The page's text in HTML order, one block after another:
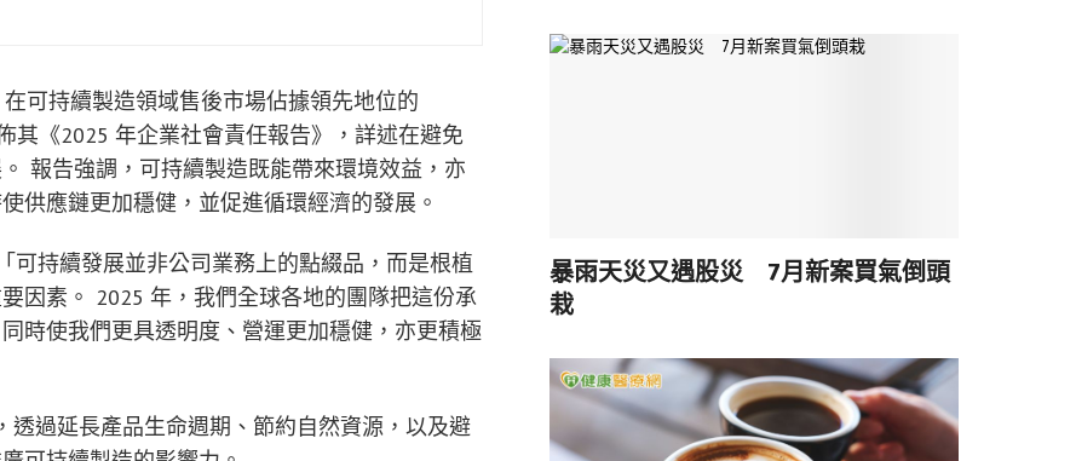
可持續製造領域售後市場佔據領先地位的
其《2025 年企業社會責任報告》，詳述在避免
報告強調，可持續製造既能帶來環境效益，亦
供應鏈更加穩健，並促進循環經濟的發展。
可持續發展並非公司業務上的點綴品，而是根植
因素。 2025 年，我們全球各地的團隊把這份承
時使我們更具透明度、營運更加穩健，亦更積極
透過延長產品生命週期、節約自然資源，以及避
暴雨天災又遇股災 7月新案買氣倒頭
栽